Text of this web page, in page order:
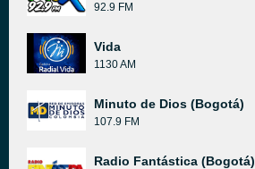
92.9 FM
Vida
1130 AM
Minuto de Dios (Bogotá)
107.9 FM
Radio Fantástica (Bogotá)